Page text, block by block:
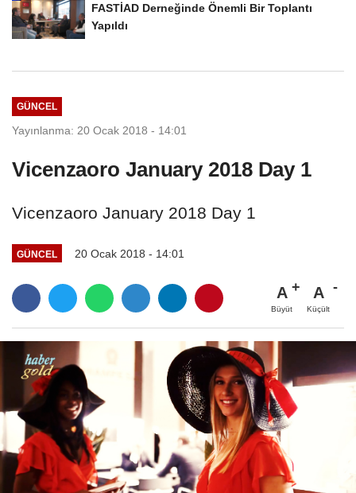
FASTİAD Derneğinde Önemli Bir Toplantı
Yapıldı
GÜNCEL
Yayınlanma: 20 Ocak 2018 - 14:01
Vicenzaoro January 2018 Day 1
Vicenzaoro January 2018 Day 1
GÜNCEL 20 Ocak 2018 - 14:01
A
Büyüt
A
Küçült